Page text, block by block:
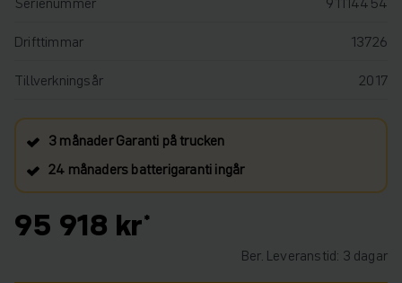
Drifttimmar
13726
Tillverkningsår
2017
3 månader Garanti på trucken
24 månaders batterigaranti ingår
95 918 kr
Ber. Leveranstid: 3 dagar